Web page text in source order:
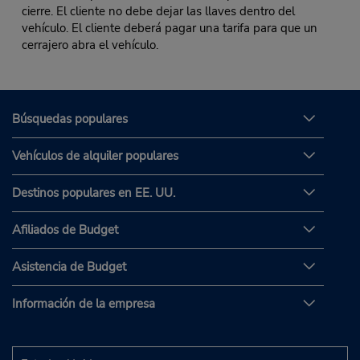
cierre. El cliente no debe dejar las llaves dentro del
vehículo. El cliente deberá pagar una tarifa para que un
cerrajero abra el vehículo.
Búsquedas populares
Vehículos de alquiler populares
Destinos populares en EE. UU.
Afiliados de Budget
Asistencia de Budget
Información de la empresa